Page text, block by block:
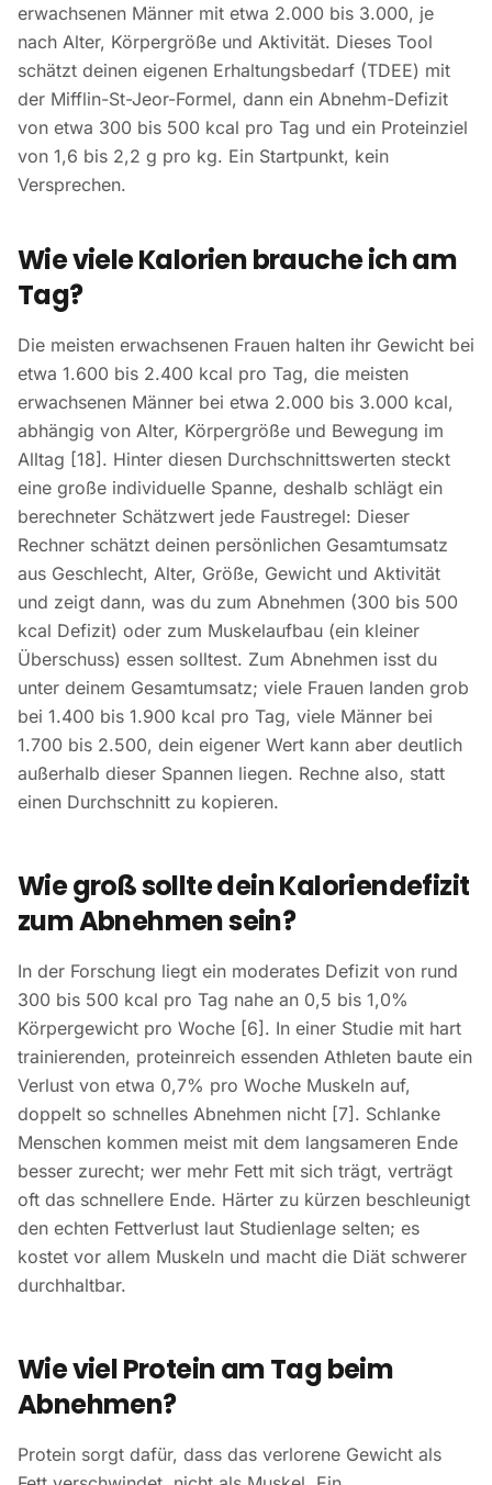
erwachsenen Männer mit etwa 2.000 bis 3.000, je
nach Alter, Körpergröße und Aktivität. Dieses Tool
schätzt deinen eigenen Erhaltungsbedarf (TDEE) mit
der Mifflin-St-Jeor-Formel, dann ein Abnehm-Defizit
von etwa 300 bis 500 kcal pro Tag und ein Proteinziel
von 1,6 bis 2,2 g pro kg. Ein Startpunkt, kein
Versprechen.
Wie viele Kalorien brauche ich am
Tag?
Die meisten erwachsenen Frauen halten ihr Gewicht bei
etwa 1.600 bis 2.400 kcal pro Tag, die meisten
erwachsenen Männer bei etwa 2.000 bis 3.000 kcal,
abhängig von Alter, Körpergröße und Bewegung im
Alltag [18]. Hinter diesen Durchschnittswerten steckt
eine große individuelle Spanne, deshalb schlägt ein
berechneter Schätzwert jede Faustregel: Dieser
Rechner schätzt deinen persönlichen Gesamtumsatz
aus Geschlecht, Alter, Größe, Gewicht und Aktivität
und zeigt dann, was du zum Abnehmen (300 bis 500
kcal Defizit) oder zum Muskelaufbau (ein kleiner
Überschuss) essen solltest. Zum Abnehmen isst du
unter deinem Gesamtumsatz; viele Frauen landen grob
bei 1.400 bis 1.900 kcal pro Tag, viele Männer bei
1.700 bis 2.500, dein eigener Wert kann aber deutlich
außerhalb dieser Spannen liegen. Rechne also, statt
einen Durchschnitt zu kopieren.
Wie groß sollte dein Kaloriendefizit
zum Abnehmen sein?
In der Forschung liegt ein moderates Defizit von rund
300 bis 500 kcal pro Tag nahe an 0,5 bis 1,0%
Körpergewicht pro Woche [6]. In einer Studie mit hart
trainierenden, proteinreich essenden Athleten baute ein
Verlust von etwa 0,7% pro Woche Muskeln auf,
doppelt so schnelles Abnehmen nicht [7]. Schlanke
Menschen kommen meist mit dem langsameren Ende
besser zurecht; wer mehr Fett mit sich trägt, verträgt
oft das schnellere Ende. Härter zu kürzen beschleunigt
den echten Fettverlust laut Studienlage selten; es
kostet vor allem Muskeln und macht die Diät schwerer
durchhaltbar.
Wie viel Protein am Tag beim
Abnehmen?
Protein sorgt dafür, dass das verlorene Gewicht als